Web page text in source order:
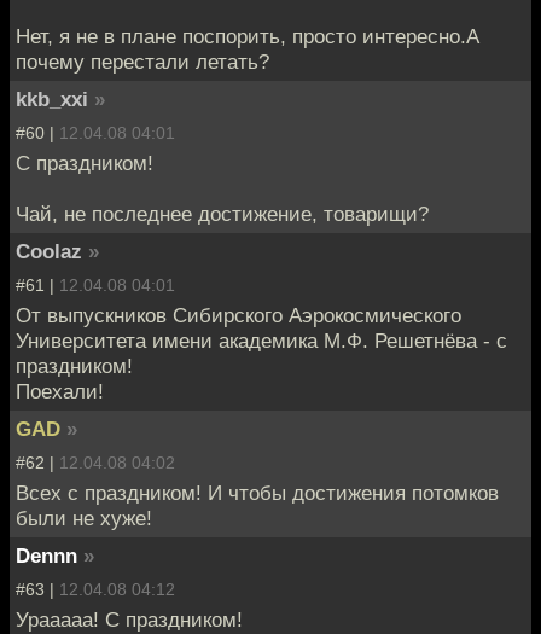
Нет, я не в плане поспорить, просто интересно.А
почему перестали летать?
kkb_xxi »
#60 | 12.04.08 04:01
С праздником!
Чай, не последнее достижение, товарищи?
Coolaz »
#61 | 12.04.08 04:01
От выпускников Сибирского Аэрокосмического
Университета имени академика М.Ф. Решетнёва - с
праздником!
Поехали!
GAD »
#62 | 12.04.08 04:02
Всех с праздником! И чтобы достижения потомков
были не хуже!
Dennn »
#63 | 12.04.08 04:12
Урааааа! С праздником!